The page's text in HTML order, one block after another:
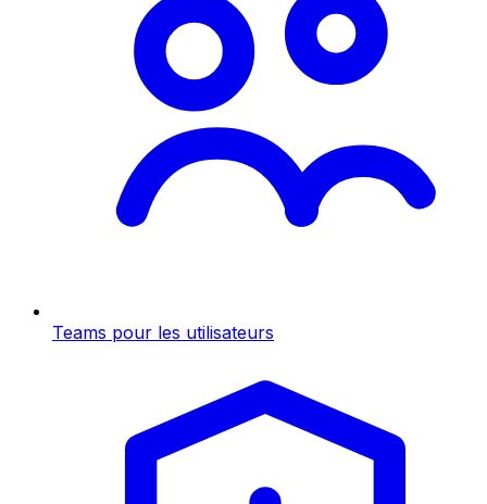
Teams pour les utilisateurs